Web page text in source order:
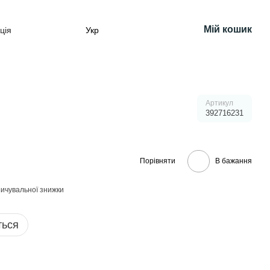
Укр Мій кошик
Артикул
392716231
Порівняти В бажання
знижки